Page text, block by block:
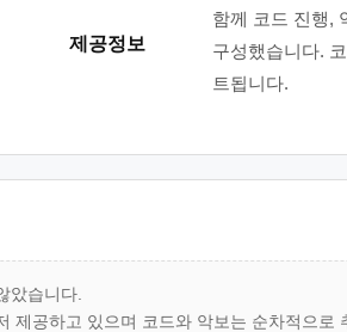
제공정보
함께 코드 진행,
구성했습니다.
트됩니다.
았습니다.
제공하고 있으며 코드와 악보는 순차적으로